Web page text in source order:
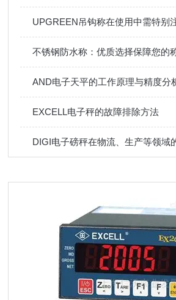
UPGREEN吊钩称在使用中需特别
不锈钢防水称：优质选择保障您的
AND电子天平的工作原理与精度分
EXCELL电子秤的故障排除方法
DIGI电子磅秤在物流、生产等领域